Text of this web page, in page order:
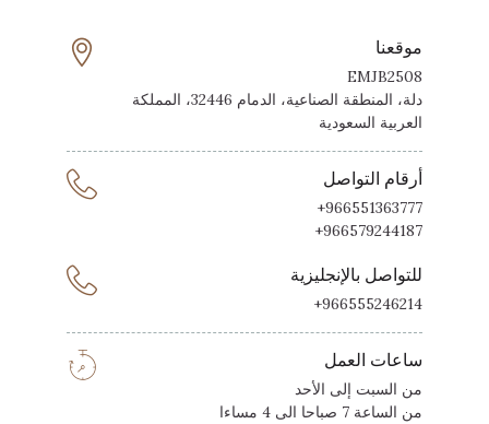
موقعنا
EMJB2508
دلة، المنطقة الصناعية، الدمام 32446، المملكة
العربية السعودية
أرقام التواصل
966551363777+
966579244187+
للتواصل بالإنجليزية
966555246214+
ساعات العمل
من السبت إلى الأحد
من الساعة 7 صباحا الى 4 مساءا